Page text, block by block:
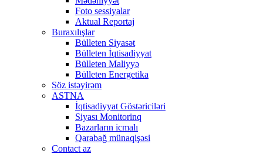
Foto sessiyalar
Aktual Reportaj
Buraxılışlar
Bülleten Siyasət
Bülleten İqtisadiyyat
Bülleten Maliyyə
Bülleten Energetika
Söz istəyirəm
ASTNA
İqtisadiyyat Göstəriciləri
Siyası Monitorinq
Bazarların icmalı
Qarabağ münaqişəsi
Contact az